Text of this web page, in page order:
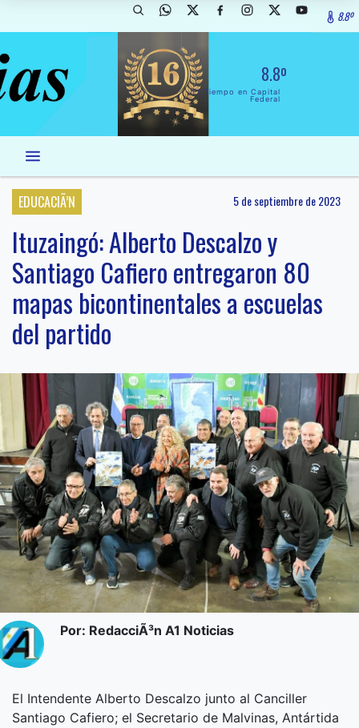
8.8º
8.8º
El Tiempo en Capital
Federal
EDUCACIÃ’N 5 de septiembre de 2023
Ituzaingó: Alberto Descalzo y
Santiago Cafiero entregaron 80
mapas bicontinentales a escuelas
del partido
Por: RedacciÃ³n A1 Noticias
El Intendente Alberto Descalzo junto al Canciller
Santiago Cafiero; el Secretario de Malvinas, Antártida